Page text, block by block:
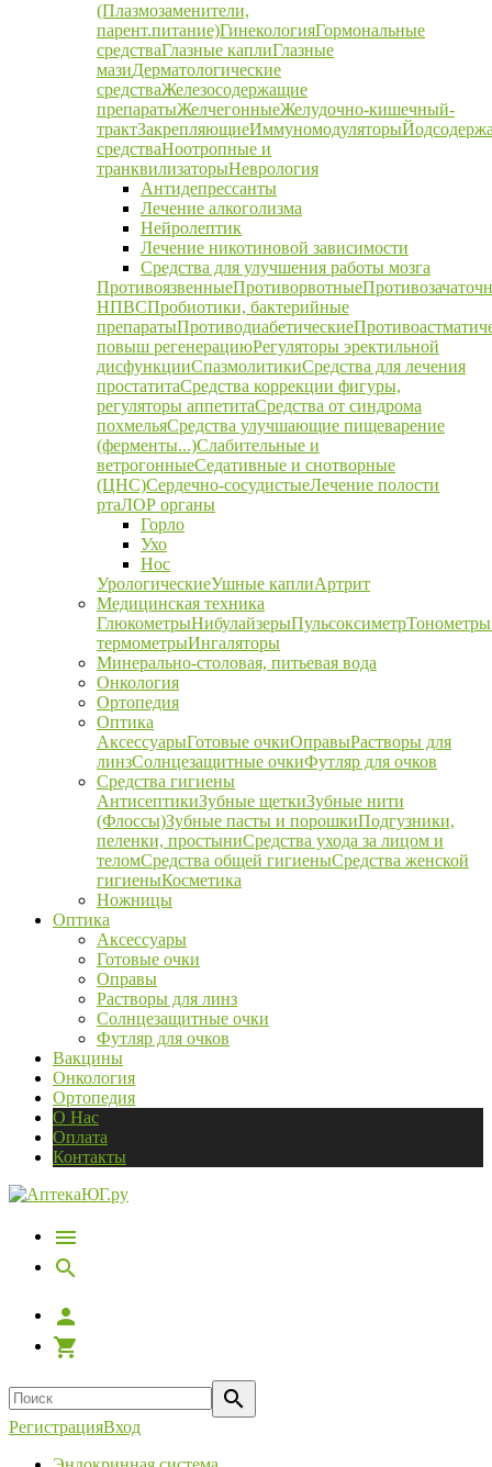
(Плазмозаменители,
парент.питание)ГинекологияГормональные
средстваГлазные каплиГлазные
мазиДерматологические
средстваЖелезосодержащие
препаратыЖелчегонныеЖелудочно-кишечный-
трактЗакрепляющиеИммуномодуляторы
средстваНоотропные и
транквилизаторыНеврология
Антидепрессанты
Лечение алкоголизма
Нейролептик
Лечение никотиновой зависимости
Средства для улучшения работы мозга
ПротивоязвенныеПротиворвотные
НПВСПробиотики, бактерийные
препаратыПротиводиабетические
повыш регенерациюРегуляторы эректильной
дисфункцииСпазмолитикиСредства для лечения
простатитаСредства коррекции фигуры,
регуляторы аппетитаСредства от синдрома
похмельяСредства улучшающие пищеварение
(ферменты...)Слабительные и
ветрогонныеСедативные и снотворные
(ЦНС)Сердечно-сосудистыеЛечение полости
ртаЛОР органы
Горло
Ухо
Нос
УрологическиеУшные каплиАртрит
Медицинская техника
ГлюкометрыНибулайзерыПульсоксиметрТонометры
термометрыИнгаляторы
Минерально-столовая, питьевая вода
Онкология
Ортопедия
Оптика
АксессуарыГотовые очкиОправыРастворы для
линзСолнцезащитные очкиФутляр для очков
Средства гигиены
АнтисептикиЗубные щеткиЗубные нити
(Флоссы)Зубные пасты и порошкиПодгузники,
пеленки, простыниСредства ухода за лицом и
теломСредства общей гигиеныСредства женской
гигиеныКосметика
Ножницы
Оптика
Аксессуары
Готовые очки
Оправы
Растворы для линз
Солнцезащитные очки
Футляр для очков
Вакцины
Онкология
Ортопедия
О Нас
Оплата
Контакты
РегистрацияВход